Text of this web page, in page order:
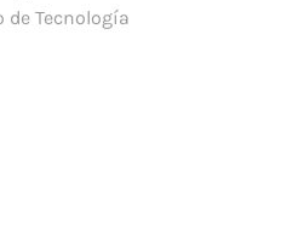
de Tecnología